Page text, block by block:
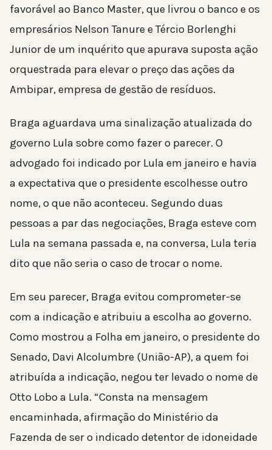
favorável ao Banco Master, que livrou o banco e os
empresários Nelson Tanure e Tércio Borlenghi
Junior de um inquérito que apurava suposta ação
orquestrada para elevar o preço das ações da
Ambipar, empresa de gestão de resíduos.
Braga aguardava uma sinalização atualizada do
governo Lula sobre como fazer o parecer. O
advogado foi indicado por Lula em janeiro e havia
a expectativa que o presidente escolhesse outro
nome, o que não aconteceu. Segundo duas
pessoas a par das negociações, Braga esteve com
Lula na semana passada e, na conversa, Lula teria
dito que não seria o caso de trocar o nome.
Em seu parecer, Braga evitou comprometer-se
com a indicação e atribuiu a escolha ao governo.
Como mostrou a Folha em janeiro, o presidente do
Senado, Davi Alcolumbre (União-AP), a quem foi
atribuída a indicação, negou ter levado o nome de
Otto Lobo a Lula. “Consta na mensagem
encaminhada, afirmação do Ministério da
Fazenda de ser o indicado detentor de idoneidade